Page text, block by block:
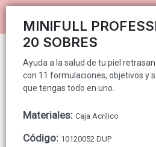
Ayuda a la salud de tu piel retrasando
en uno.MINIFULL
20 SOBRES
Ayuda a la salud de tu piel
con 11 formulaciones, objetivos y
que tengas todo en uno.
Materiales: Caja Acrilico
Código: 10120052 DUP
PUNTOS DE VENTA
CÓMO COMPRAR
QUIÉNES SOMOS
GENNUINE PARA CONSUMIDOR FINAL